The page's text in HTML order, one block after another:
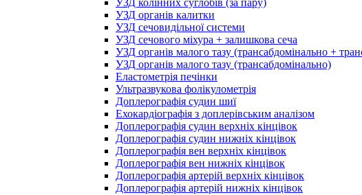
УЗД колінних суглобів (за пару)
УЗД органів калитки
УЗД сечовидільної системи
УЗД сечового міхура + залишкова сеча
УЗД органів малого тазу (трансабдомінально +
УЗД органів малого тазу (трансабдомінально)
Еластометрія печінки
Ультразвукова фолікулометрія
Доплерографія судин шиї
Ехокардіографія з доплерівським аналізом
Доплерографія судин верхніх кінцівок
Доплерографія судин нижніх кінцівок
Доплерографія вен верхніх кінцівок
Доплерографія вен нижніх кінцівок
Доплерографія артерій верхніх кінцівок
Доплерографія артерій нижніх кінцівок